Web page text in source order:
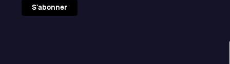
S'abonner